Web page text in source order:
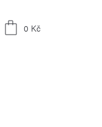
Nákupní
0 Kč